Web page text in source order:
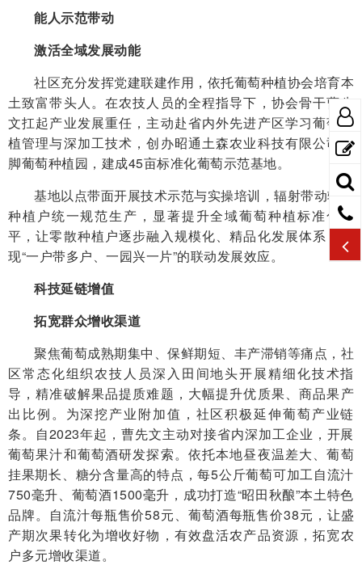
能人示范带动
激活全域发展动能
社区充分发挥党建联建作用，依托葡萄种植协会培育本
土致富带头人。在农技人员的全程指导下，协会骨干曹先
文扛起产业发展重任，主动赴省内外先进产区学习葡萄种
植管理与深加工技术，创办昭通土森农业科技有限公司山
脚葡萄种植园，建成45亩标准化葡萄示范基地。
基地以点带面开展技术示范与实操培训，辐射带动辖区
种植户统一规范生产，显著提升全域葡萄种植标准化水
平，让零散种植户逐步融入规模化、精品化发展体系，实
现“一户带多户、一园兴一片”的联动发展效应。
科技延链增值
拓宽群众增收渠道
聚焦葡萄成熟期集中、保鲜期短、丰产滞销等痛点，社
区常态化组织农技人员深入田间地头开展精细化技术指
导，精准破解果品提质难题，大幅提升优质果、商品果产
出比例。为深挖产业附加值，社区积极延伸葡萄产业链
条。自2023年起，曹先文主动对接省内深加工企业，开展
葡萄果汁和葡萄酒研发探索。依托本地昼夜温差大、葡萄
挂果期长、糖分含量高的特点，每5公斤葡萄可加工自流汁
750毫升、葡萄酒1500毫升，成功打造“昭田秋酿”本土特色
品牌。自流汁每瓶售价58元、葡萄酒每瓶售价38元，让盛
产期次果转化为增收好物，有效盘活农产品资源，拓宽农
户多元增收渠道。